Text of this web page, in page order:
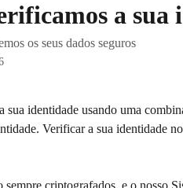
a sua
os seus dados seguros
sua identidade usando uma
Verificar a sua identidade